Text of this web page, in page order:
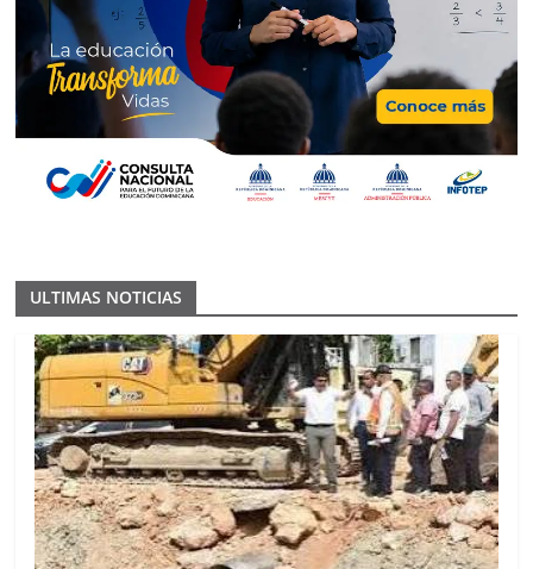
ULTIMAS NOTICIAS